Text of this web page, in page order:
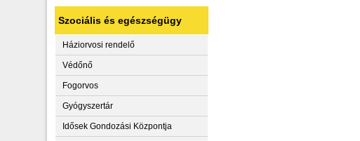
Szociális és egészségügy
Háziorvosi rendelő
Védőnő
Fogorvos
Gyógyszertár
Idősek Gondozási Központja